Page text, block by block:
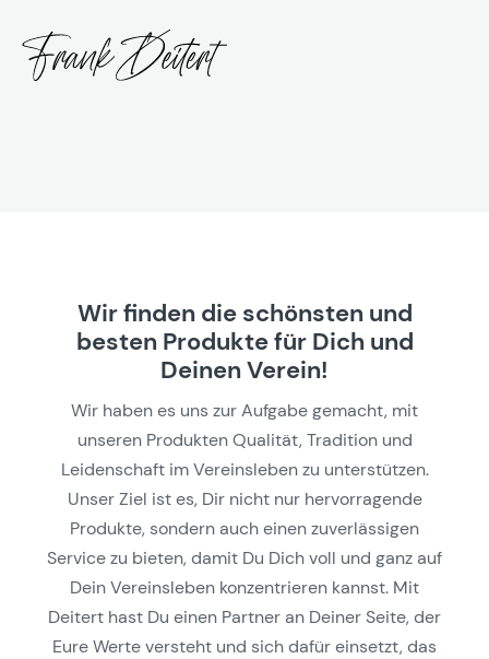
Wir finden die schönsten und
besten Produkte für Dich und
Deinen Verein!
Wir haben es uns zur Aufgabe gemacht, mit
unseren Produkten Qualität, Tradition und
Leidenschaft im Vereinsleben zu unterstützen.
Unser Ziel ist es, Dir nicht nur hervorragende
Produkte, sondern auch einen zuverlässigen
Service zu bieten, damit Du Dich voll und ganz auf
Dein Vereinsleben konzentrieren kannst. Mit
Deitert hast Du einen Partner an Deiner Seite, der
Eure Werte versteht und sich dafür einsetzt, das